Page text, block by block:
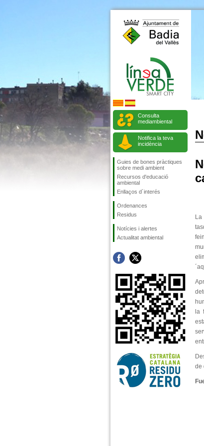
Consulta
mediambiental
Notifica la teva
incidència
Guies de bones pràctiques
sobre medi ambient
Recursos d'educació
ambiental
Enllaços d´interés
Ordenances
Residus
Notícies i alertes
Actualitat ambiental
la
de